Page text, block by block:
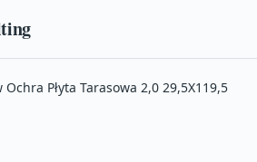
Płyta Tarasowa 2,0 29,5X119,5